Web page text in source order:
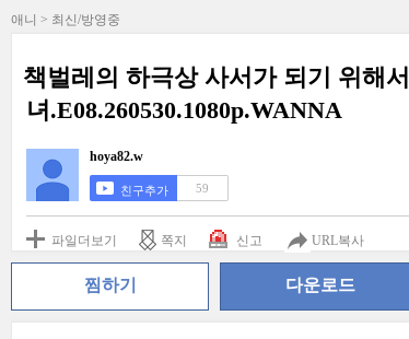
애니 > 최신/방영중
책벌레의 하극상 사서가 되기 위해
녀.E08.260530.1080p.WANNA
hoya82.w
친구추가 59
파일더보기 쪽지 신고 URL복사
찜하기 다운로드